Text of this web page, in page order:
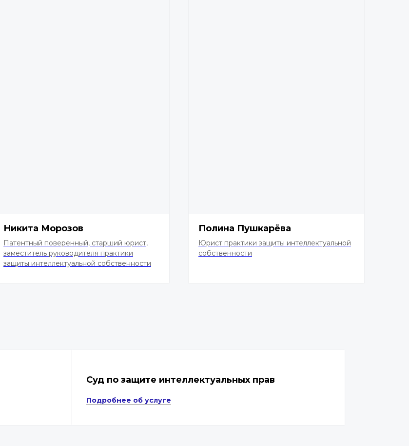
Никита Морозов
Патентный поверенный, старший юрист,
заместитель руководителя практики
защиты интеллектуальной собственности
Полина Пушкарёва
Юрист практики защиты интеллектуальной
собственности
Суд по защите интеллектуальных прав
Подробнее об услуге